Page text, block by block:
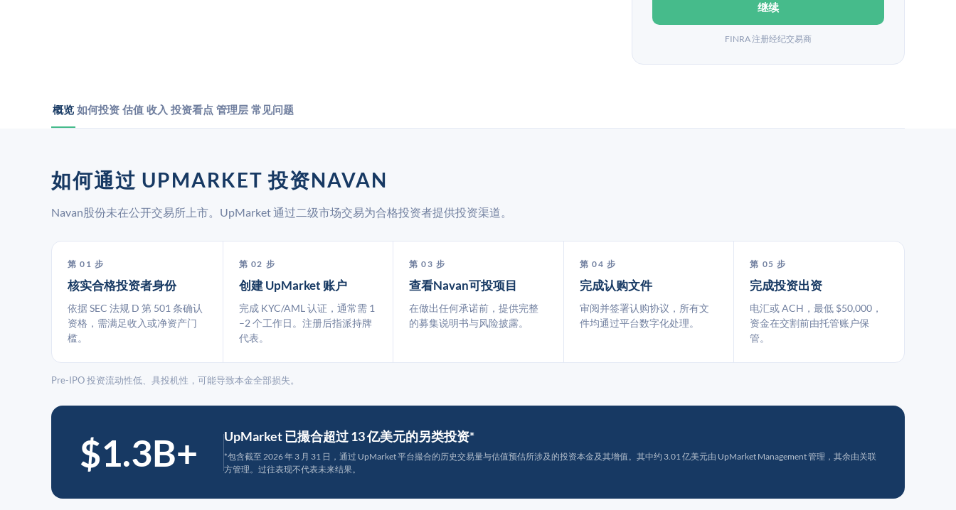
继续
FINRA 注册经纪交易商
概览 如何投资 估值 收入 投资看点 管理层 常见问题
如何通过 UPMARKET 投资NAVAN
Navan股份未在公开交易所上市。UpMarket 通过二级市场交易为合格投资者提供投资渠道。
第 01 步
核实合格投资者身份
依据 SEC 法规 D 第 501 条确认
资格，需满足收入或净资产门
槛。
第 02 步
创建 UpMarket 账户
完成 KYC/AML 认证，通常需 1
–2 个工作日。注册后指派持牌
代表。
第 03 步
查看Navan可投项目
在做出任何承诺前，提供完整
的募集说明书与风险披露。
第 04 步
完成认购文件
审阅并签署认购协议，所有文
件均通过平台数字化处理。
第 05 步
完成投资出资
电汇或 ACH，最低 $50,000，
资金在交割前由托管账户保
管。
Pre-IPO 投资流动性低、具投机性，可能导致本金全部损失。
$1.3B+ UpMarket 已撮合超过 13 亿美元的另类投资*
*包含截至 2026 年 3 月 31 日，通过 UpMarket 平台撮合的历史交易量与估值预估所涉及的投资本金及其增值。其中约 3.01 亿美元由 UpMarket Management 管理，其余由关联
方管理。过往表现不代表未来结果。